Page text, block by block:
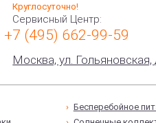
Круглосуточно!
Сервисный Центр:
+7 (495) 662-99-59
Москва, ул. Гольяновская,
Бесперебойное